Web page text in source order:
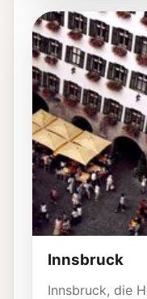
Innsbruck
Innsbruck, die